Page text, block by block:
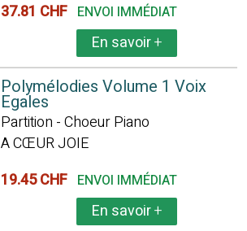
37.81 CHF ENVOI IMMÉDIAT
En savoir+
Polymélodies Volume 1 Voix
Egales
Partition - Choeur Piano
A CŒUR JOIE
19.45 CHF ENVOI IMMÉDIAT
En savoir+